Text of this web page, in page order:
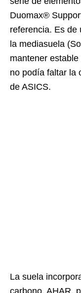
Duomax®
referencia. Es de
la mediasuela
mantener
no podía faltar la
de ASICS.
La suela
carbono, AHAR,